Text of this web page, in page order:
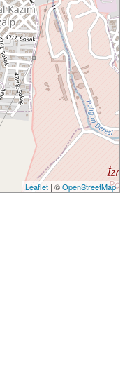
Leaflet| ©OpenStreetMap